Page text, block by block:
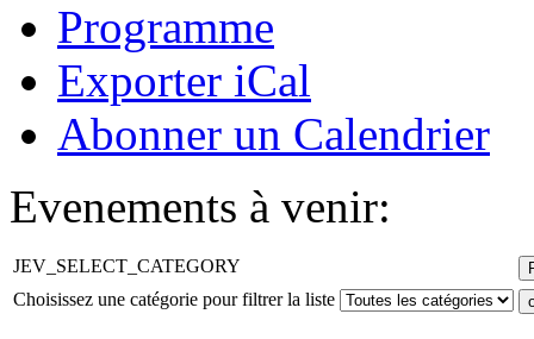
Programme
Exporter iCal
Abonner un Calendrier
Evenements à venir:
JEV_SELECT_CATEGORY
Choisissez une catégorie pour filtrer la liste